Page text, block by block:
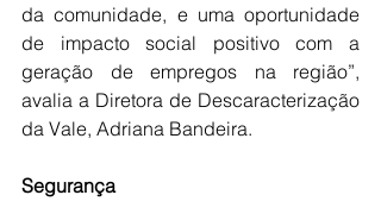
da comunidade, e uma oportunidade
de impacto social positivo com a
geração de empregos na região”,
avalia a Diretora de Descaracterização
da Vale, Adriana Bandeira.
Segurança